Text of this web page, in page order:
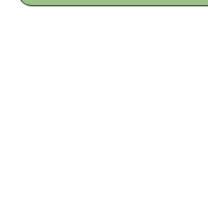
10:20 Sammanfattning årets